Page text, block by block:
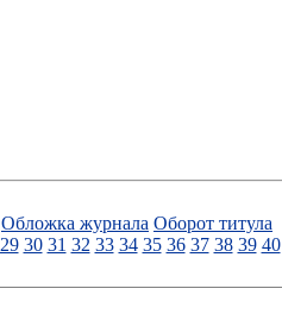
Обложка журнала Оборот титула
29 30 31 32 33 34 35 36 37 38 39 40